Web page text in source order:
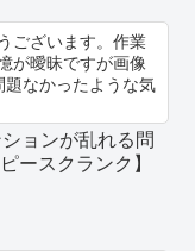
ございます。作業
が曖昧ですが画像
なかったような気
ョンが乱れる問
ースクランク】